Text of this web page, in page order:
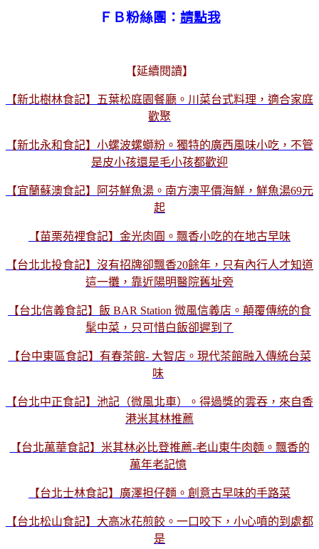
ＦＢ粉絲團： 請點我
【延續閱讀】
【新北樹林食記】五葉松庭園餐廳。川菜台式料理，適合家庭
歡聚
【新北永和食記】小螺波螺螄粉。獨特的廣西風味小吃，不管
是皮小孩還是毛小孩都歡迎
【宜蘭蘇澳食記】阿芬鮮魚湯。南方澳平價海鮮，鮮魚湯69元
起
【苗栗苑裡食記】金光肉圓。飄香小吃的在地古早味
【台北北投食記】沒有招牌卻飄香20餘年，只有內行人才知道
這一攤，靠近陽明醫院舊址旁
【台北信義食記】飯 BAR Station 微風信義店。顛覆傳統的食
髦中菜，只可惜白飯卻遲到了
【台中東區食記】有春茶館- 大智店。現代茶館融入傳統台菜
味
【台北中正食記】池記（微風北車）。得過獎的雲吞，來自香
港米其林推薦
【台北萬華食記】米其林必比登推薦-老山東牛肉麵。飄香的
萬年老記憶
【台北士林食記】廣澤担仔麵。創意古早味的手路菜
【台北松山食記】大高冰花煎餃。一口咬下，小心噴的到處都
是